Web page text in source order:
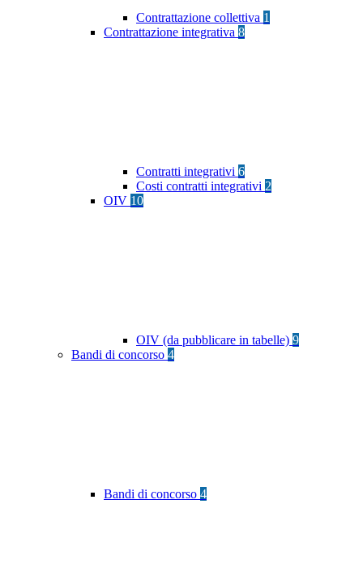
Contrattazione collettiva 1
Contrattazione integrativa 8
Contratti integrativi 6
Costi contratti integrativi 2
OIV 10
OIV (da pubblicare in tabelle) 9
Bandi di concorso 4
Bandi di concorso 4